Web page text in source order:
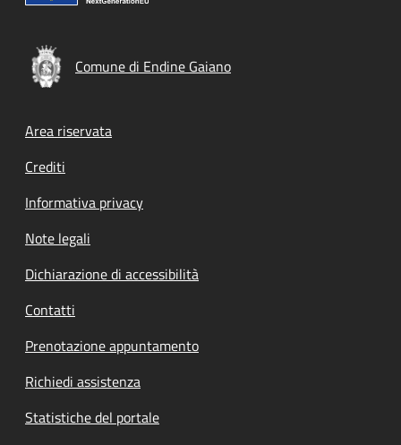
Comune di Endine Gaiano
Footer menu
Area riservata
Crediti
Informativa privacy
Note legali
Dichiarazione di accessibilità
Contatti
Prenotazione appuntamento
Richiedi assistenza
Statistiche del portale